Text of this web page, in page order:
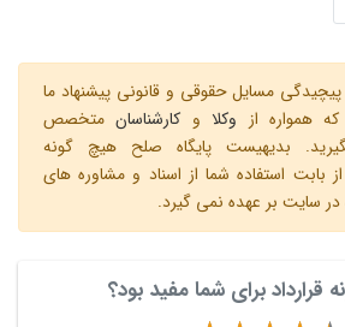
پیچیدگی مسایل حقوقی و قانونی پیشنهاد ما
همواره از وکلاو کارشناسانمتخصص
بدیهیست پایگاه صلح هیچ گونه
بابت استفاده شما از اسناد و مشاوره های
سایت بر عهده نمی گیرد.
قرارداد برای شما مفید بود؟